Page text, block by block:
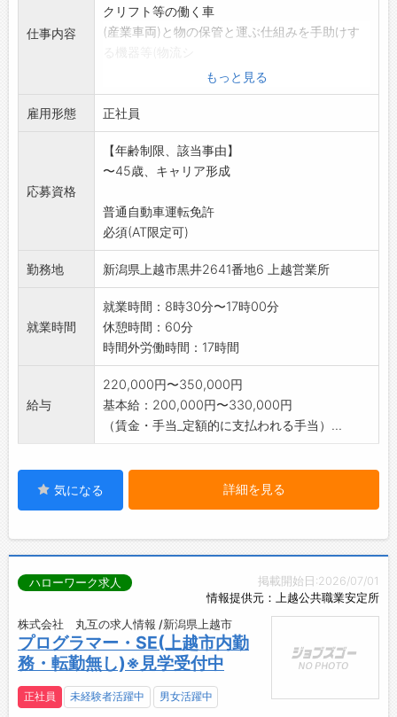
仕事内容
クリフト等の働く車
(産業車両)と物の保管と運ぶ仕組みを手助けす
ステム)を安心安全に使用していただく為に点
検・整備を行うサー
ビス部門です。
・整備未経験者でもやる気があれば大歓迎で
す。(時間は掛かりま
すが、社内研修、メーカー研修にて支援いたし
整備資格保有者はもっと大歓迎です。
・作業服・安全靴は支給、工具も貸与いたしま
す。
・業務上、社用車を運転する機会もあります。
もっと見る
雇用形態 正社員
応募資格
【年齢制限、該当事由】
〜45歳、キャリア形成
普通自動車運転免許
必須(AT限定可)
勤務地 新潟県上越市黒井2641番地6 上越営業所
就業時間
就業時間：8時30分〜17時00分
休憩時間：60分
時間外労働時間：17時間
給与
220,000円〜350,000円
基本給：200,000円〜330,000円
（賃金・手当_定額的に支払われる手当）...
気になる 詳細を見る
掲載開始日:2026/07/01
情報提供元：上越公共職業安定所
ハローワーク求人
株式会社 丸互の求人情報 /新潟県上越市
プログラマー・SE(上越市内勤
務・転勤無し)※見学受付中
正社員 未経験者活躍中 男女活躍中